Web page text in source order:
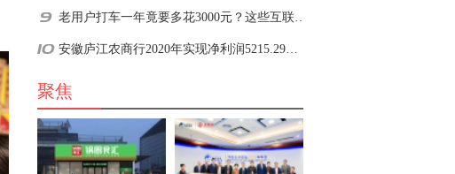
老用户打车一年竟要多花3000元？这些互联网企业
安徽庐江农商行2020年实现净利润5215.29万元 同比
聚焦